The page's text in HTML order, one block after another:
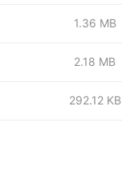
1.36 MB
2.18 MB
292.12 KB